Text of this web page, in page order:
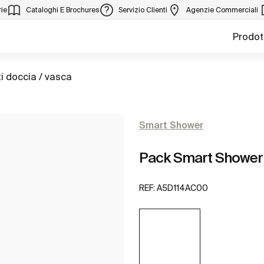
Cataloghi E Brochures Servizio Clienti Agenzie Commerciali
doccia / vasca
Smart Shower
Pack Smart Shower
REF: A5D114AC00